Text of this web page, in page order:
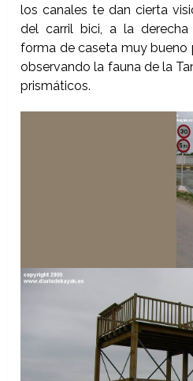
los canales te dan cierta
del carril bici, a la
forma de caseta muy bueno
observando la fauna de la
prismáticos.